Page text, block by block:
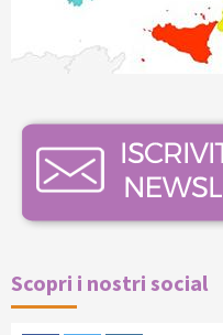
Scopri i nostri social